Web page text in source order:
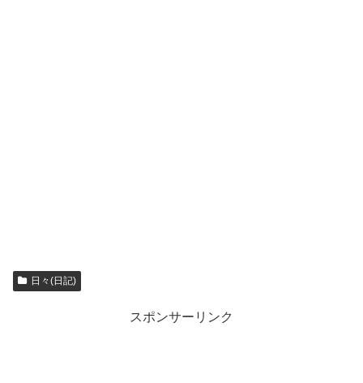
日々(日記)
スポンサーリンク